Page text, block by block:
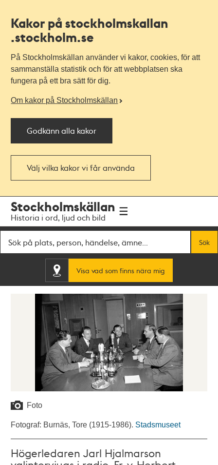
Kakor på stockholmskallan
.stockholm.se
På Stockholmskällan använder vi kakor, cookies, för att
sammanställa statistik och för att webbplatsen ska
fungera på ett bra sätt för dig.
Om kakor på Stockholmskällan
Godkänn alla kakor
Välj vilka kakor vi får använda
navigationen
huvudinnehållet
Stockholmskällan
Historia i ord, ljud och bild
Sök
Visa vad som finns nära mig
Foto
Fotograf: Burnäs, Tore (1915-1986). Stadsmuseet
Högerledaren Jarl Hjalmarson